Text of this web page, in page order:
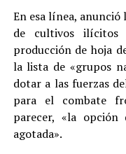
En esa línea, anunció
de cultivos
producción de hoja
la lista de «grupos
dotar a las fuerzas
para el combate
parecer, «la opción
agotada».